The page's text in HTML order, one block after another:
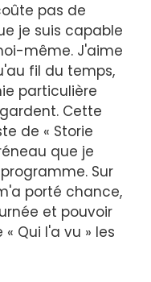
pas de
je suis capable
même. J'aime
fil du temps,
particulière
Cette
de « Storie
que je
Sur
porté chance,
et pouvoir
Qui l'a vu » les